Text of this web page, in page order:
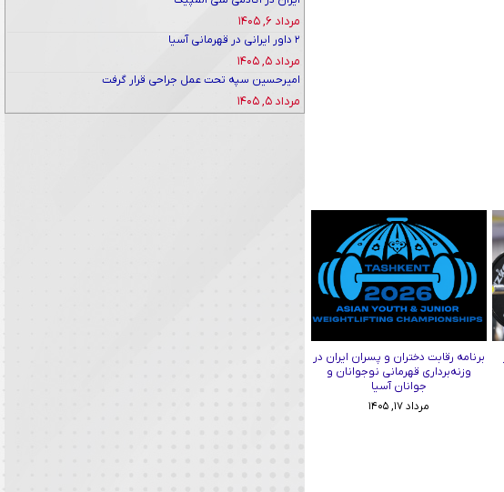
برنامه رقابت دختران و پسران ایران در
وزنه‌برداری قهرمانی نوجوانان و
جوانان آسیا
مرداد ۱۷, ۱۴۰۵
مرداد ۶, ۱۴۰۵
۲ داور ایرانی در قهرمانی آسیا
مرداد ۵, ۱۴۰۵
امیرحسین سپه تحت عمل جراحی قرار گرفت
مرداد ۵, ۱۴۰۵